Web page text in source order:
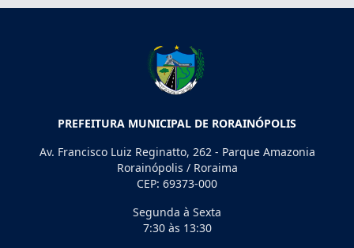
PREFEITURA MUNICIPAL DE RORAINÓPOLIS
Av. Francisco Luiz Reginatto, 262 - Parque Amazonia
Rorainópolis / Roraima
CEP: 69373-000
Segunda à Sexta
7:30 às 13:30